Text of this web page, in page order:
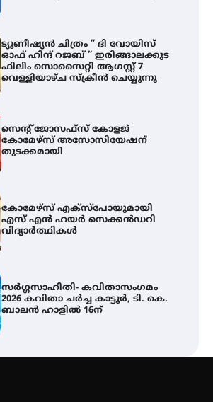
ട്യുണീഷ്യൻ ചിത്രം ” ദി വോയിസ്
ഓഫ് ഹിന്ദ് റജബ് ” ഇരിങ്ങാലക്കുട
ഫിലിം സൊസൈറ്റി ആഗസ്റ്റ് 7
വെള്ളിയാഴ്ച സ്‌ക്രീൻ ചെയ്യുന്നു
സെന്റ് ജോസഫ്സ് കോളജ്
കോമേഴ്‌സ് അസോസിയേഷന്
തുടക്കമായി
കോമേഴ്സ് എക്സ്പോയുമായി
എസ് എൻ ഹയർ സെക്കൻഡറി
വിദ്യാർത്ഥികൾ
സർഗ്ഗസാഹിതി- കവിതാസംഗമം
2026 കവിതാ ചർച്ച കാട്ടൂർ, ടി. കെ.
ബാലൻ ഹാളിൽ 16ന്